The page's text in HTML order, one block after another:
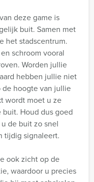
deze game is
buit. Samen met
het stadscentrum.
schroom vooral
Worden jullie
hebben jullie niet
hoogte van jullie
wordt moet u ze
Houd dus goed
de buit zo snel
tijdig signaleert.
ook zicht op de
waardoor u precies